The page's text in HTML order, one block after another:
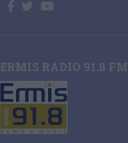
ERMIS RADIO 91.8 FM